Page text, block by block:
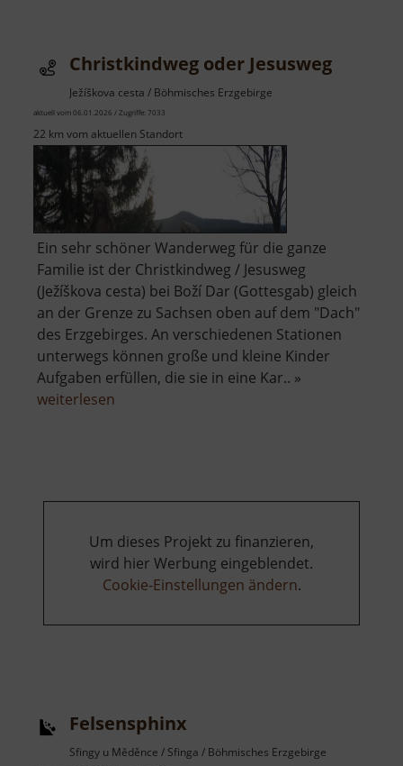
Christkindweg oder Jesusweg
Ježíškova cesta / Böhmisches Erzgebirge
aktuell vom 06.01.2026 / Zugriffe: 7033
22 km vom aktuellen Standort
Ein sehr schöner Wanderweg für die ganze
Familie ist der Christkindweg / Jesusweg
(Ježíškova cesta) bei Boží Dar (Gottesgab) gleich
an der Grenze zu Sachsen oben auf dem "Dach"
des Erzgebirges. An verschiedenen Stationen
unterwegs können große und kleine Kinder
Aufgaben erfüllen, die sie in eine Kar.. »
weiterlesen
Um dieses Projekt zu finanzieren,
wird hier Werbung eingeblendet.
Cookie-Einstellungen ändern.
Felsensphinx
Sfingy u Měděnce / Sfinga / Böhmisches Erzgebirge